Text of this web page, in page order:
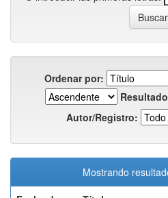
Ordenar por:
Autor/Registro:
Mostrando